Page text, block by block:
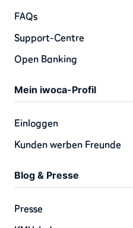
FAQs
Support-Centre
Open Banking
Mein iwoca-Profil
Einloggen
Kunden werben Freunde
Blog & Presse
Presse